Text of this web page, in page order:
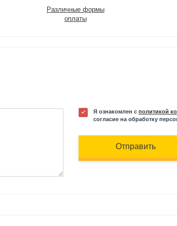
Различные формы
оплаты
Я ознакомлен с политикой
согласие на обработку
Отправить